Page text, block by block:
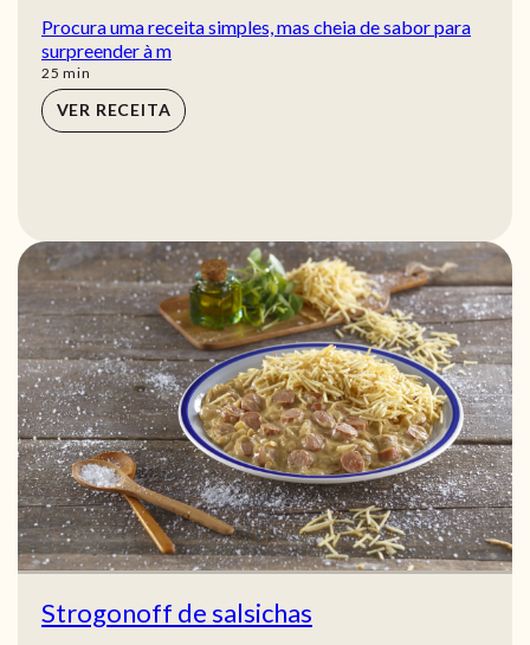
Procura uma receita simples, mas cheia de sabor para
surpreender à m
25 min
min
VER RECEITA
Strogonoff de salsichas